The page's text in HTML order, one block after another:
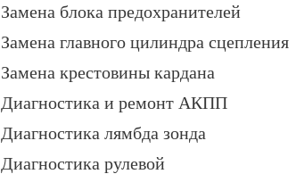
Замена блока предохранителей
Замена главного цилиндра сцепления
Замена крестовины кардана
Диагностика и ремонт АКПП
Диагностика лямбда зонда
Диагностика рулевой